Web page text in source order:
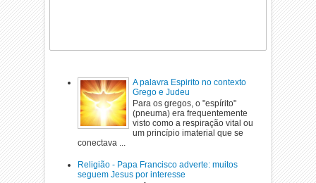
A palavra Espirito no contexto
Grego e Judeu
Para os gregos, o "espírito"
(pneuma) era frequentemente
visto como a respiração vital ou
um princípio imaterial que se
conectava ...
Religião - Papa Francisco adverte: muitos
seguem Jesus por interesse